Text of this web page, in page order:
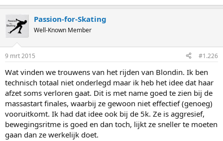
Passion-for-Skating
Well-Known Member
9 mrt 2015 #1.226
Wat vinden we trouwens van het rijden van Blondin. Ik ben
technisch totaal niet onderlegd maar ik heb het idee dat haar
afzet soms verloren gaat. Dit is met name goed te zien bij de
massastart finales, waarbij ze gewoon niet effectief (genoeg)
vooruitkomt. Ik had dat idee ook bij de 5k. Ze is aggresief,
bewegingsritme is goed en dan toch, lijkt ze sneller te moeten
gaan dan ze werkelijk doet.